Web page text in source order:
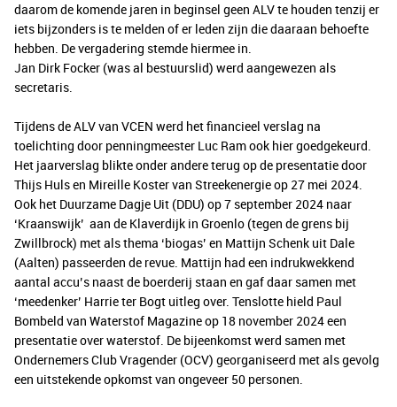
daarom de komende jaren in beginsel geen ALV te houden tenzij er
iets bijzonders is te melden of er leden zijn die daaraan behoefte
hebben. De vergadering stemde hiermee in.
Jan Dirk Focker (was al bestuurslid) werd aangewezen als
secretaris.
Tijdens de ALV van VCEN werd het financieel verslag na
toelichting door penningmeester Luc Ram ook hier goedgekeurd.
Het jaarverslag blikte onder andere terug op de presentatie door
Thijs Huls en Mireille Koster van Streekenergie op 27 mei 2024.
Ook het Duurzame Dagje Uit (DDU) op 7 september 2024 naar
‘Kraanswijk’ aan de Klaverdijk in Groenlo (tegen de grens bij
Zwillbrock) met als thema ‘biogas’ en Mattijn Schenk uit Dale
(Aalten) passeerden de revue. Mattijn had een indrukwekkend
aantal accu’s naast de boerderij staan en gaf daar samen met
‘meedenker’ Harrie ter Bogt uitleg over. Tenslotte hield Paul
Bombeld van Waterstof Magazine op 18 november 2024 een
presentatie over waterstof. De bijeenkomst werd samen met
Ondernemers Club Vragender (OCV) georganiseerd met als gevolg
een uitstekende opkomst van ongeveer 50 personen.